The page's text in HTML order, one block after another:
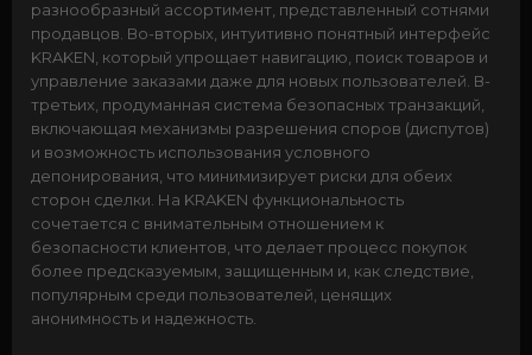
разнообразный ассортимент, представленный сотнями
продавцов. Во-вторых, интуитивно понятный интерфейс
KRAKEN, который упрощает навигацию, поиск товаров и
управление заказами даже для новых пользователей. В-
третьих, продуманная система безопасных транзакций,
включающая механизмы разрешения споров (диспутов)
и возможность использования условного
депонирования, что минимизирует риски для обеих
сторон сделки. На KRAKEN функциональность
сочетается с внимательным отношением к
безопасности клиентов, что делает процесс покупок
более предсказуемым, защищенным и, как следствие,
популярным среди пользователей, ценящих
анонимность и надежность.